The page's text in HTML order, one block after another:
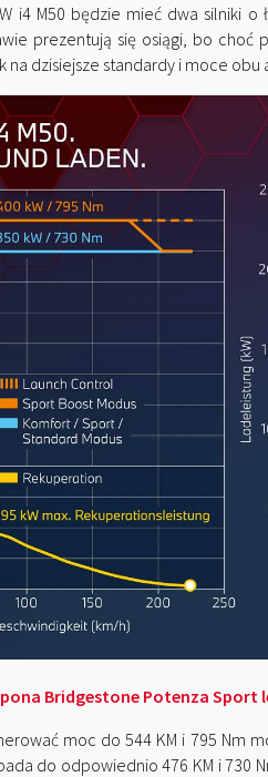
i4 M50 będzie mieć dwa silniki o
prezentują się osiągi, bo
na dzisiejsze standardy i moce obu
Bridgestone Potenza Sport
moc do 544 KM i 795 Nm
do odpowiednio 476 KM i 730